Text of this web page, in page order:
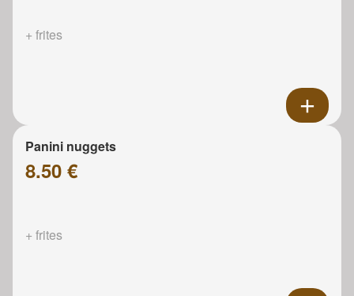
+ frites
Panini nuggets
8.50 €
+ frites